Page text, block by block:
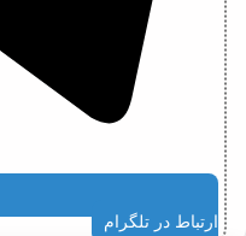
ارتباط در تلگرام